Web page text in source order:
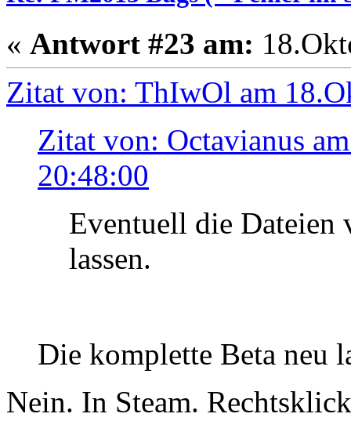
« Antwort #23 am:
Zitat von: ThIwOl am
Zitat von: Octavianus
20:48:00
Eventuell die Dateien
lassen.
Die komplette Beta neu
Nein. In Steam.